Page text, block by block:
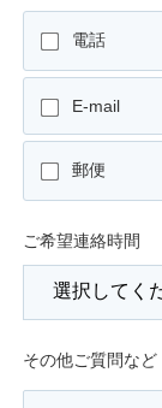
電話
E-mail
郵便
ご希望連絡時間
その他ご質問など